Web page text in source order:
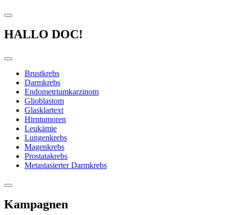
HALLO DOC!
Brustkrebs
Darmkrebs
Endometriumkarzinom
Glioblastom
Glasklartext
Hirntumoren
Leukämie
Lungenkrebs
Magenkrebs
Prostatakrebs
Metastasierter Darmkrebs
Kampagnen